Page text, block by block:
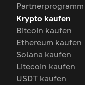
Partnerprogramm
Krypto kaufen
Bitcoin kaufen
Ethereum kaufen
Solana kaufen
Litecoin kaufen
USDT kaufen